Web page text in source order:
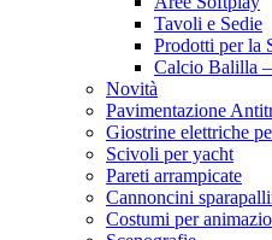
Tavoli e Sedie
Prodotti per la
Calcio Balilla
Novità
Pavimentazione
Giostrine elettriche
Scivoli per yacht
Pareti arrampicate
Cannoncini
Costumi per